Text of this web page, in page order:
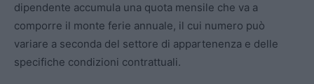
dipendente accumula una quota mensile che va a
comporre il monte ferie annuale, il cui numero può
variare a seconda del settore di appartenenza e delle
specifiche condizioni contrattuali.